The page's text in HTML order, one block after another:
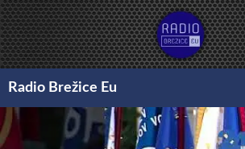
Preskoči
na
vsebino
Radio Brežice Eu